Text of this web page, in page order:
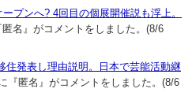
プンへ? 4回目の個展開催説も浮上。
匿名』がコメントをしました。(8/6
住発表し理由説明。日本で芸能活動継
『匿名』がコメントをしました。(8/6